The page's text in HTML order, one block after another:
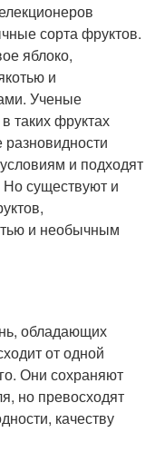
сорта фруктов.
яблоко,
и
Ученые
таких фруктах
и подходят
существуют и
и необычным
обладающих
от одной
Они сохраняют
но превосходят
качеству